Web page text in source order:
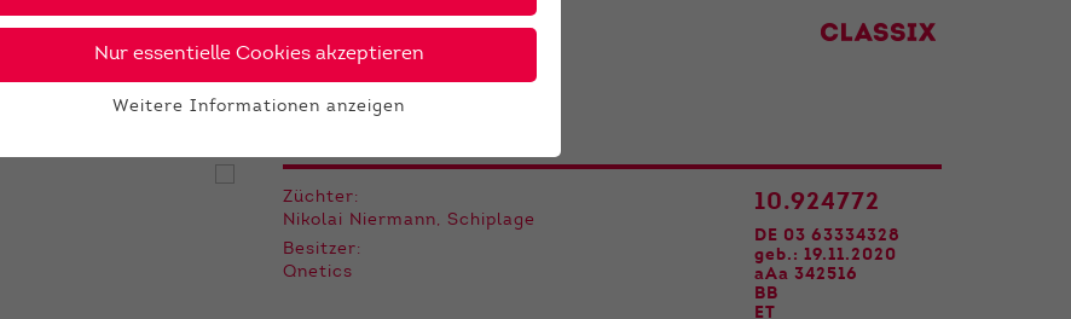
21 €
Züchter:
Nikolai Niermann, Schiplage
Besitzer:
Qnetics
10.924772
DE 03 63334328
geb.: 19.11.2020
aAa 342516
BB
ET
Nur essentielle Cookies akzeptieren
die Webseite einwandfrei funktioniert.
Cookie-Informationen anzeigen
Weitere Informationen anzeigen